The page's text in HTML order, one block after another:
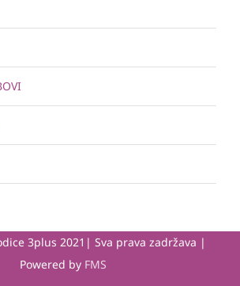
3plus 2021| Sva prava zadržava |
Powered by FMS